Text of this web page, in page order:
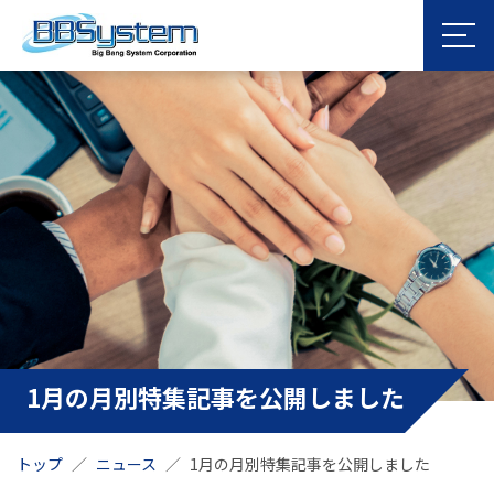
1月の月別特集記事を公開しました
トップ ニュース 1月の月別特集記事を公開しました